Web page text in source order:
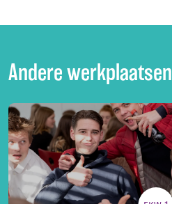
Andere werkplaatsen